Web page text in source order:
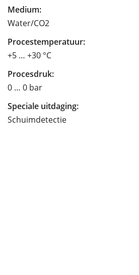
Medium:
Water/CO2
Procestemperatuur:
+5 … +30 °C
Procesdruk:
0 … 0 bar
Speciale uitdaging:
Schuimdetectie